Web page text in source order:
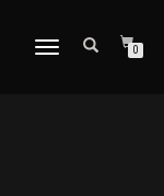
TOGGLE
0